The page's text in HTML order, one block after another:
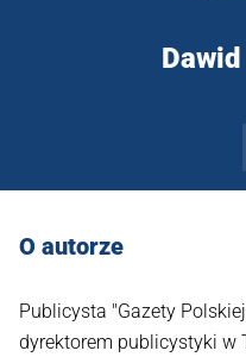
O autorze
Publicysta "Gazety
dyrektorem publicystyki w